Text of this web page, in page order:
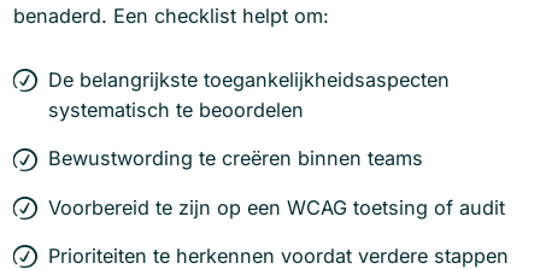
benaderd. Een checklist helpt om:
De belangrijkste toegankelijkheidsaspecten
systematisch te beoordelen
Bewustwording te creëren binnen teams
Voorbereid te zijn op een WCAG toetsing of audit
Prioriteiten te herkennen voordat verdere stappen